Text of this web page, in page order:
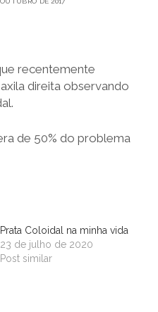
recentemente
direita observando
de 50% do problema
Prata Coloidal na minha vida
23 de julho de 2020
Post similar